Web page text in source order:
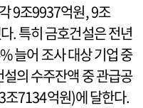
9조9937억원, 9조
. 특히 금호건설은 전년
늘어 조사 대상 기업 중
의 수주잔액 중 관급공
7134억원)에 달한다.